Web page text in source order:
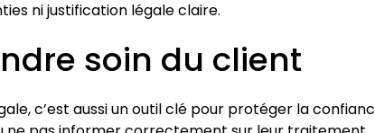
ni justification légale claire.
soin du client
c’est aussi un outil clé pour protéger la